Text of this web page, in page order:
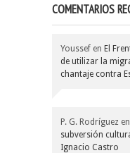
COMENTARIOS
Youssef en El
de utilizar la
chantaje contra
P. G. Rodríguez en
subversión
Ignacio Castro